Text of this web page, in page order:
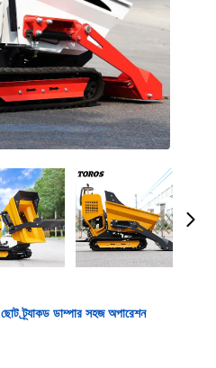
ট্র্যাকড ডাম্পার সহজ অপারেশন